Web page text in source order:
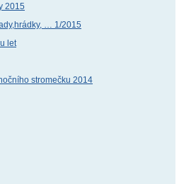
2015
… 1/2015
let
stromečku 2014